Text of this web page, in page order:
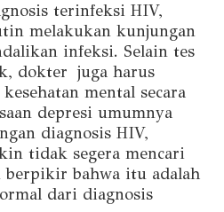
terinfeksi HIV,
melakukan kunjungan
infeksi. Selain tes
dokter juga harus
mental secara
depresi umumnya
diagnosis HIV,
tidak segera mencari
berpikir bahwa itu adalah
dari diagnosis